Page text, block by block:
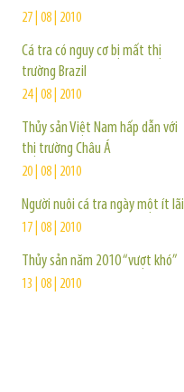
27 | 08 | 2010
Cá tra có nguy cơ bị mất thị
trường Brazil
24 | 08 | 2010
Thủy sản Việt Nam hấp dẫn với
thị trường Châu Á
20 | 08 | 2010
Người nuôi cá tra ngày một ít lãi
17 | 08 | 2010
Thủy sản năm 2010 “vượt khó”
13 | 08 | 2010